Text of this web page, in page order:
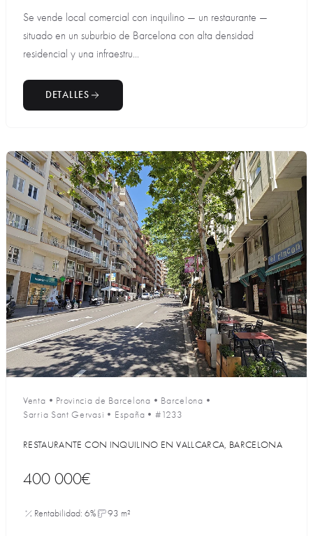
Se vende local comercial con inquilino — un restaurante —
situado en un suburbio de Barcelona con alta densidad
residencial y una infraestru...
DETALLES
Venta • Provincia de Barcelona • Barcelona •
Sarria Sant Gervasi • España • #1233
RESTAURANTE CON INQUILINO EN VALLCARCA, BARCELONA
400 000€
Rentabilidad: 6% 93 m²